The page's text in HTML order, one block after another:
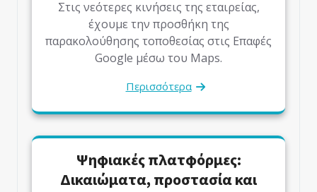
Στις νεότερες κινήσεις της εταιρείας,
έχουμε την προσθήκη της
παρακολούθησης τοποθεσίας στις Επαφές
Google μέσω του Maps.
Περισσότερα
Ψηφιακές πλατφόρμες:
Δικαιώματα, προστασία και